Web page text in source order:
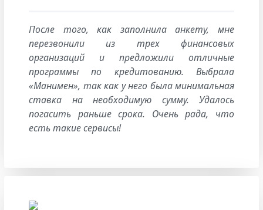
После того, как заполнила анкету, мне
перезвонили из трех финансовых
организаций и предложили отличные
программы по кредитованию. Выбрала
«Манимен», так как у него была минимальная
ставка на необходимую сумму. Удалось
погасить раньше срока. Очень рада, что
есть такие сервисы!